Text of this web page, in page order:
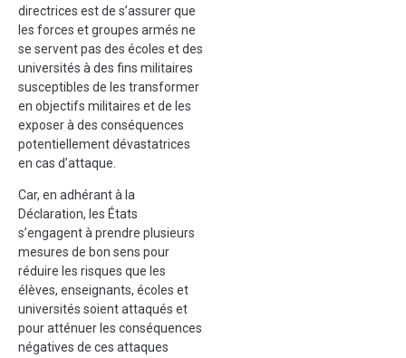
directrices est de s’assurer que
les forces et groupes armés ne
se servent pas des écoles et des
universités à des fins militaires
susceptibles de les transformer
en objectifs militaires et de les
exposer à des conséquences
potentiellement dévastatrices
en cas d’attaque.
Car, en adhérant à la
Déclaration, les États
s’engagent à prendre plusieurs
mesures de bon sens pour
réduire les risques que les
élèves, enseignants, écoles et
universités soient attaqués et
pour atténuer les conséquences
négatives de ces attaques